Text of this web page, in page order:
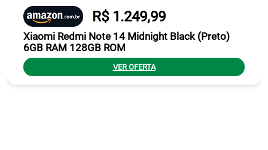
R$ 1.249,99
Xiaomi Redmi Note 14 Midnight Black (Preto)
6GB RAM 128GB ROM
VER OFERTA